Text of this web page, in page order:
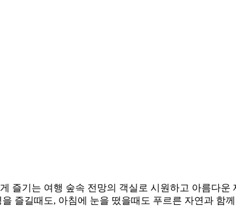
즐기는 여행 숲속 전망의 객실로 시원하고 아름다
즐길때도, 아침에 눈을 떴을때도 푸르른 자연과 함